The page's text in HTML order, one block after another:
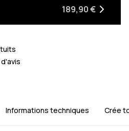
189,90 €
Informations techniques Crée